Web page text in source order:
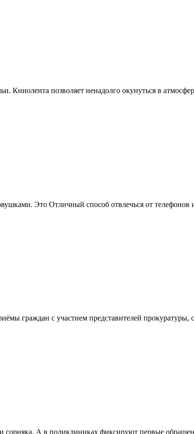
Кинолента позволяет ненадолго окунуться в
Это Отличный способ отвлечься от телефонов
граждан с участием представителей прокуратуры,
сорняка. А в поликлиниках фиксируют первые